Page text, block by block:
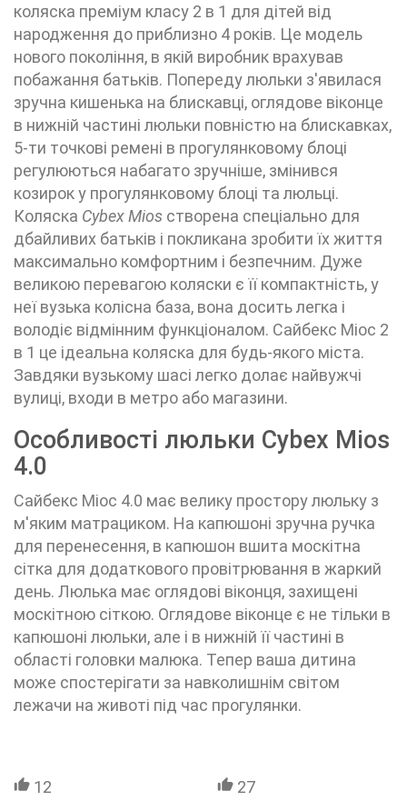
коляска преміум класу 2 в 1 для дітей від
народження до приблизно 4 років. Це модель
нового покоління, в якій виробник врахував
побажання батьків. Попереду люльки з'явилася
зручна кишенька на блискавці, оглядове віконце
в нижній частині люльки повністю на блискавках,
5-ти точкові ремені в прогулянковому блоці
регулюються набагато зручніше, змінився
козирок у прогулянковому блоці та люльці.
Коляска Cybex Mios створена спеціально для
дбайливих батьків і покликана зробити їх життя
максимально комфортним і безпечним. Дуже
великою перевагою коляски є її компактність, у
неї вузька колісна база, вона досить легка і
володіє відмінним функціоналом. Сайбекс Міос 2
в 1 це ідеальна коляска для будь-якого міста.
Завдяки вузькому шасі легко долає найвужчі
вулиці, входи в метро або магазини.
Особливості люльки Cybex Mios
4.0
Сайбекс Міос 4.0 має велику простору люльку з
м'яким матрациком. На капюшоні зручна ручка
для перенесення, в капюшон вшита москітна
сітка для додаткового провітрювання в жаркий
день. Люлька має оглядові віконця, захищені
москітною сіткою. Оглядове віконце є не тільки в
капюшоні люльки, але і в нижній її частині в
області головки малюка. Тепер ваша дитина
може спостерігати за навколишнім світом
лежачи на животі під час прогулянки.
12 27